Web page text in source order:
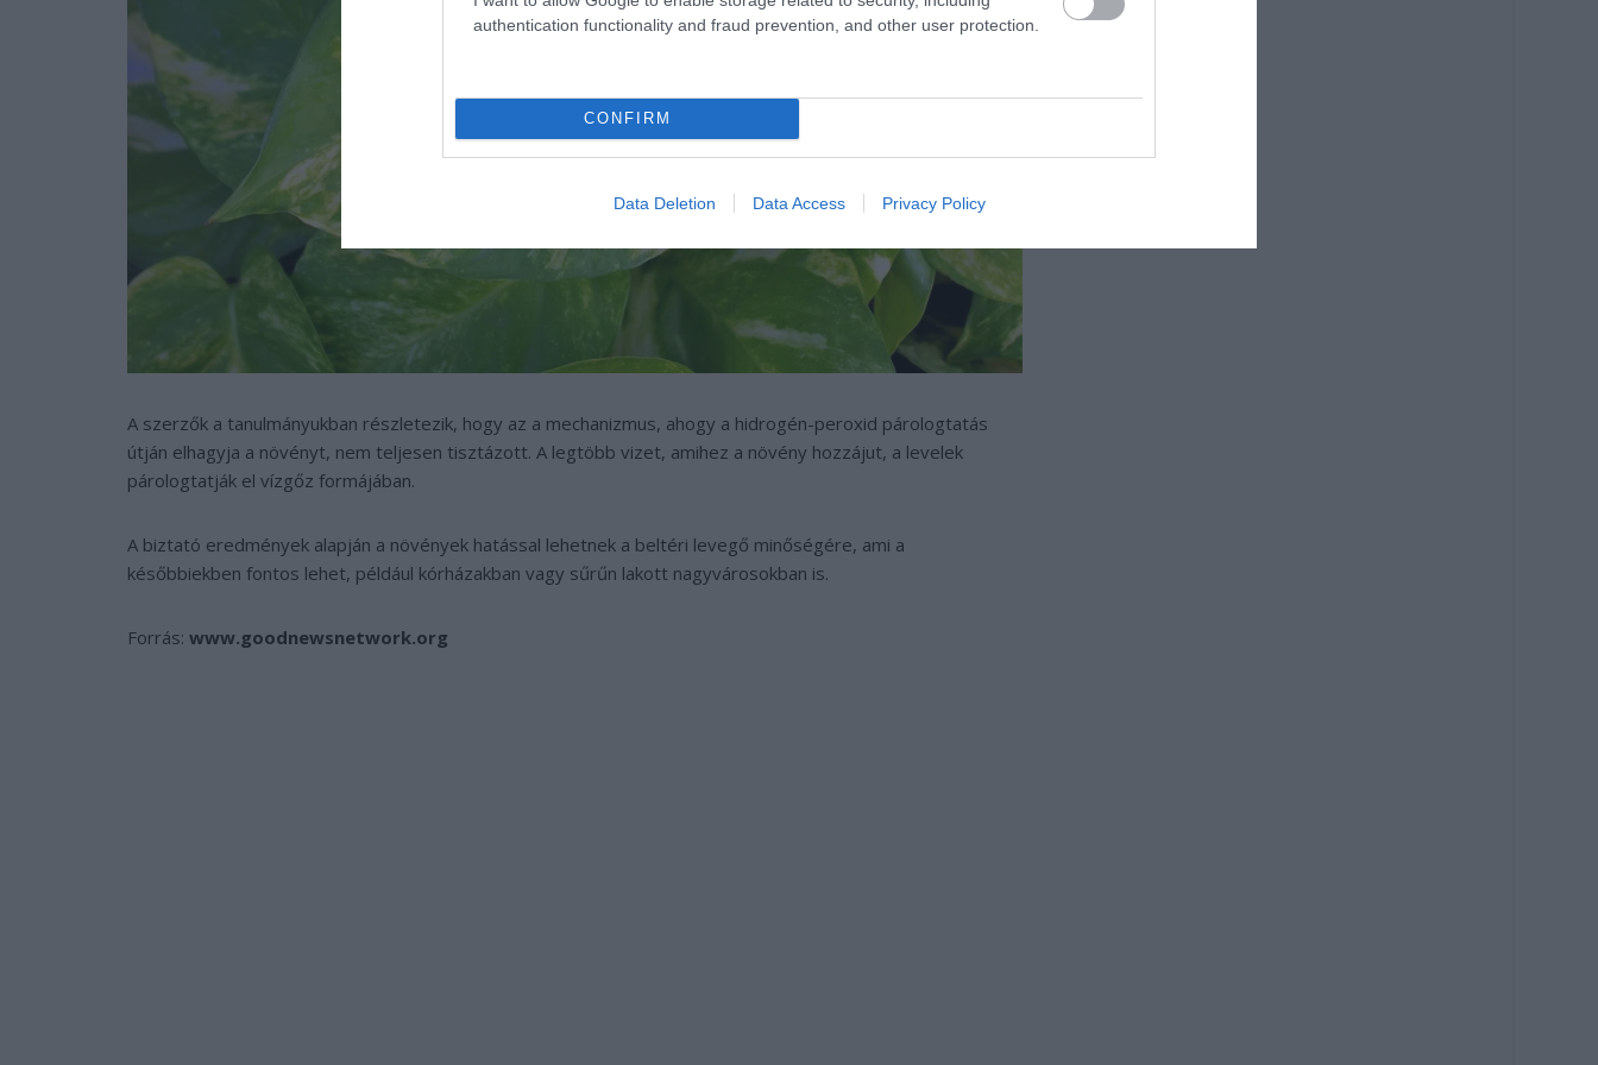
authentication functionality and fraud prevention, and other user protection.
CONFIRM
Data Deletion Data Access Privacy Policy
A szerzők a tanulmányukban részletezik, hogy az a mechanizmus, ahogy a hidrogén-peroxid párologtatás
útján elhagyja a növényt, nem teljesen tisztázott. A legtöbb vizet, amihez a növény hozzájut, a levelek
párologtatják el vízgőz formájában.
A biztató eredmények alapján a növények hatással lehetnek a beltéri levegő minőségére, ami a
későbbiekben fontos lehet, például kórházakban vagy sűrűn lakott nagyvárosokban is.
Forrás: www.goodnewsnetwork.org